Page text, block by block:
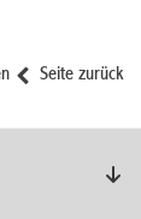
Seite zurück